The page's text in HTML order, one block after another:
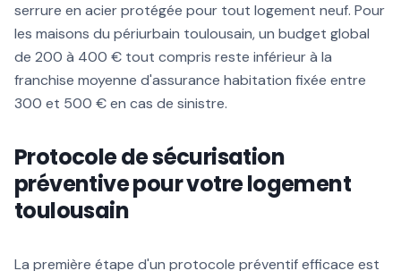
serrure en acier protégée pour tout logement neuf. Pour
les maisons du périurbain toulousain, un budget global
de 200 à 400 € tout compris reste inférieur à la
franchise moyenne d'assurance habitation fixée entre
300 et 500 € en cas de sinistre.
Protocole de sécurisation
préventive pour votre logement
toulousain
La première étape d'un protocole préventif efficace est